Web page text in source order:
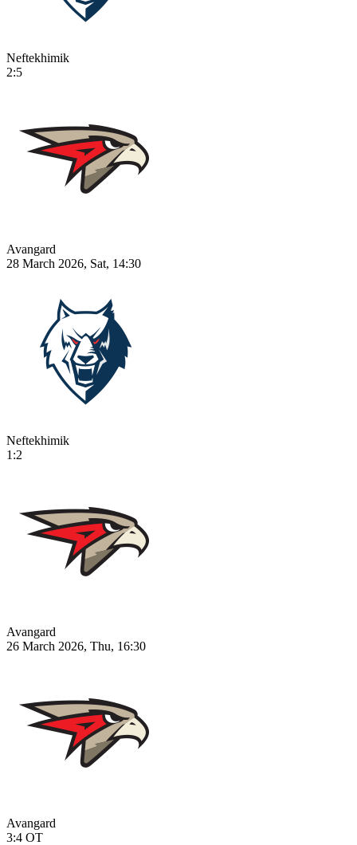
Neftekhimik
2:5
Avangard
28 March 2026, Sat, 14:30
Neftekhimik
1:2
Avangard
26 March 2026, Thu, 16:30
Avangard
3:4 OT